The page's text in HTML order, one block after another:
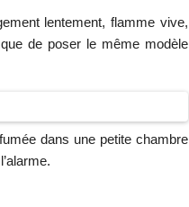
lentement, flamme vive,
de poser le même modèle
dans une petite chambre